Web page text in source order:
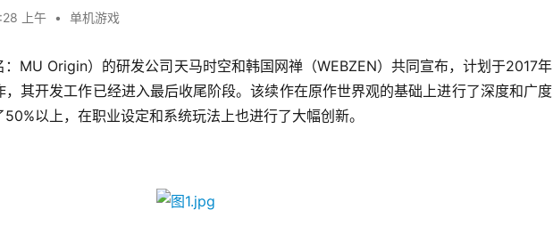
上午 • 单机游戏
：MU Origin）的研发公司天马时空和韩国网禅（WEBZEN）共同宣布，计划于2017年
其开发工作已经进入最后收尾阶段。该续作在原作世界观的基础上进行了深度和广度
以上，在职业设定和系统玩法上也进行了大幅创新。